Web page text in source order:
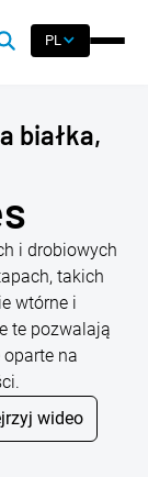
PL
białka,
i drobiowych
takich
wtórne i
te pozwalają
na
wideo